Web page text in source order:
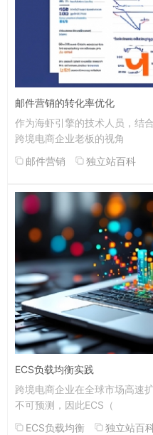
邮件营销的转化率优化
作为海虾引擎的技术人员，结
跨境电商企业老板的视角
邮件营销
独立站百科
ECS负载均衡实践
跨境电商企业在全球市场高速
不可预测，因此ECS（
ECS负载均衡
独立站百